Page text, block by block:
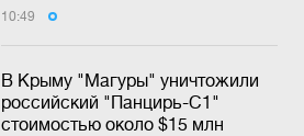
10:49
В Крыму "Магуры" уничтожили
российский "Панцирь-С1"
стоимостью около $15 млн